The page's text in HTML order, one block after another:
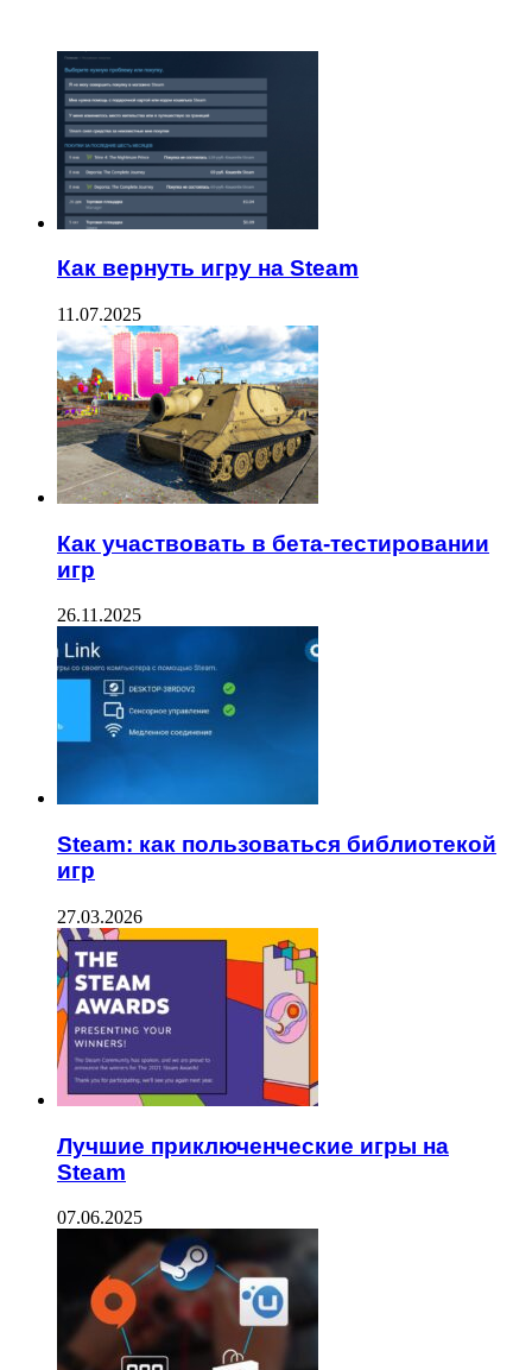
Как вернуть игру на Steam
11.07.2025
Как участвовать в бета-тестировании
игр
26.11.2025
Steam: как пользоваться библиотекой
игр
27.03.2026
Лучшие приключенческие игры на
Steam
07.06.2025